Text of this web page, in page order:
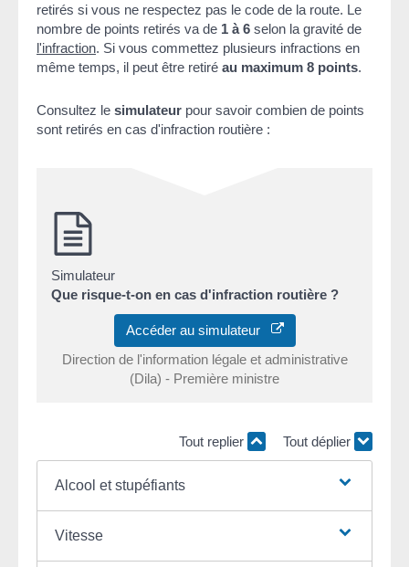
retirés si vous ne respectez pas le code de la route. Le
nombre de points retirés va de 1 à 6 selon la gravité de
l'infraction. Si vous commettez plusieurs infractions en
même temps, il peut être retiré au maximum 8 points.
Consultez le simulateur pour savoir combien de points
sont retirés en cas d'infraction routière :
Simulateur
Que risque-t-on en cas d'infraction routière ?
Accéder au simulateur
Direction de l'information légale et administrative
(Dila) - Première ministre
Tout replier Tout déplier
Alcool et stupéfiants
Vitesse